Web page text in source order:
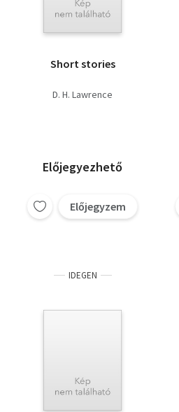
Short stories
D. H. Lawrence
Előjegyezhető
Előjegyzem
IDEGEN